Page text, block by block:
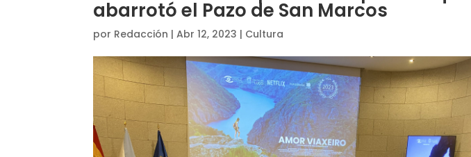
abarrotó el Pazo de San Marcos
por Redacción |Abr 12, 2023 | Cultura